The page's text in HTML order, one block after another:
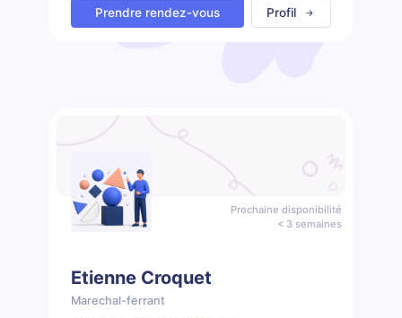
Prendre rendez-vous Profil
Prochaine disponibilité
< 3 semaines
Etienne Croquet
Marechal-ferrant